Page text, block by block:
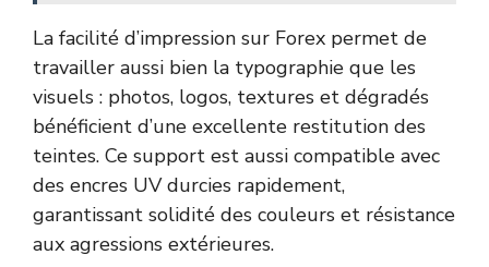
La facilité d’impression sur Forex permet de
travailler aussi bien la typographie que les
visuels : photos, logos, textures et dégradés
bénéficient d’une excellente restitution des
teintes. Ce support est aussi compatible avec
des encres UV durcies rapidement,
garantissant solidité des couleurs et résistance
aux agressions extérieures.